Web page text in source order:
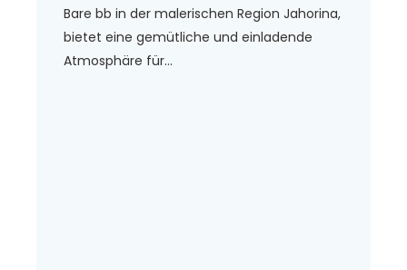
Bare bb in der malerischen Region Jahorina,
bietet eine gemütliche und einladende
Atmosphäre für...